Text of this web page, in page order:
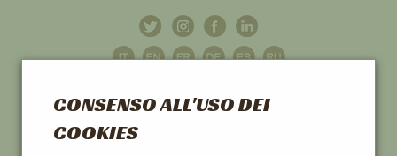
CONSENSO ALL'USO DEI
COOKIES